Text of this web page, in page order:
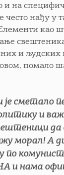
и на
често нађу у
као
и људских
овом, помало
je сметало
и
да
морал! А
по
и нама